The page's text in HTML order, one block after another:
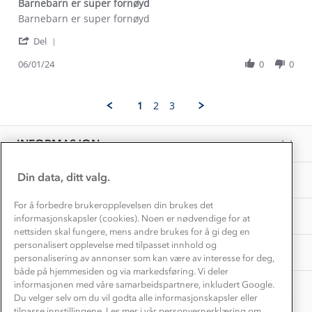
Barnebarn er super fornøyd
Review
Gry
on
review
Barnebarn
super
Barnebarn er super fornøyd
Del
6
2024
06/01/24 0 0
1 2 3
INFORMASJON
Konkurransevinnere
Kundeklubb
Bedrift, barnehage og SFO
Presse
OM OSS
1% til samfunnet
Samarbeide med oss?
TIPS OG RÅD
Dette trenger du til barnehagen
Gravidklær
Hvordan velge riktig turtøy?
Store størrelser
Turmat oppskrifter
Beredskap
AKTIVITETER
Norgesferie 🇳🇴
Få turinspirasjon og tips her⛰
Overnatte utendørs⛺
Leirskole 🥾
Barnehageansatt
Tips til hyttetur
Din data, ditt valg.
For å forbedre brukeropplevelsen din brukes det
informasjonskapsler (cookies). Noen er nødvendige for at
nettsiden skal fungere, mens andre brukes for å gi deg en
personalisert opplevelse med tilpasset innhold og
personalisering av annonser som kan være av interesse for deg,
både på hjemmesiden og via markedsføring. Vi deler
informasjonen med våre samarbeidspartnere, inkludert Google.
Du velger selv om du vil godta alle informasjonskapsler eller